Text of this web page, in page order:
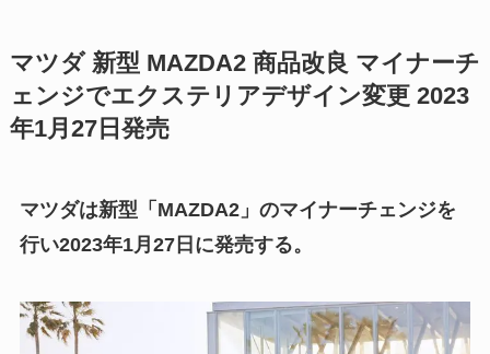
マツダ 新型 MAZDA2 商品改良 マイナーチ
ェンジでエクステリアデザイン変更 2023
年1月27日発売
マツダは新型「MAZDA2」のマイナーチェンジを
行い2023年1月27日に発売する。